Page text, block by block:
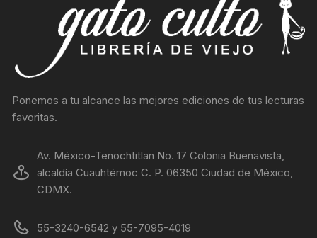
Ponemos a tu alcance las mejores ediciones de tus lecturas
favoritas.
Av. México-Tenochtitlan No. 17 Colonia Buenavista,
alcaldía Cuauhtémoc C. P. 06350 Ciudad de México,
CDMX.
55-3240-6542 y 55-7095-4019